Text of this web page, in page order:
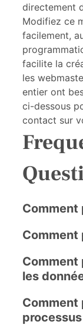
directement
Modifiez ce
facilement,
facilite la
les
entier ont
ci-dessous
contact sur
Comment
Comment
les
Comment